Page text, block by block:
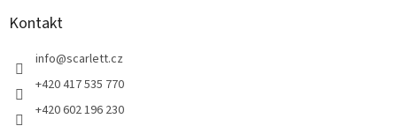
Kontakt
info@scarlett.cz
+420 417 535 770
+420 602 196 230